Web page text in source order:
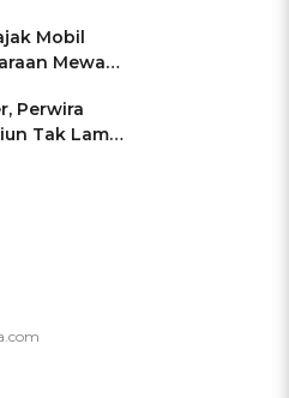
Pakansari
Mobil
Mewah
Perwira
Tak Lama